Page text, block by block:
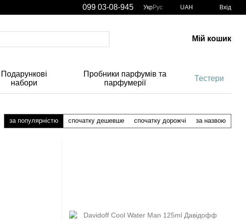
099 03-08-945 УкрРус UAH Вхід
Мій кошик
Подарункові
набори
Пробники парфумів та
парфумерії
Тестери
за популярністю спочатку дешевше спочатку дорожчі за назвою